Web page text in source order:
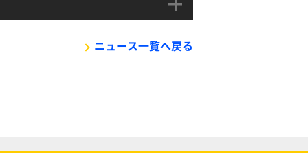
ニュース一覧へ戻る